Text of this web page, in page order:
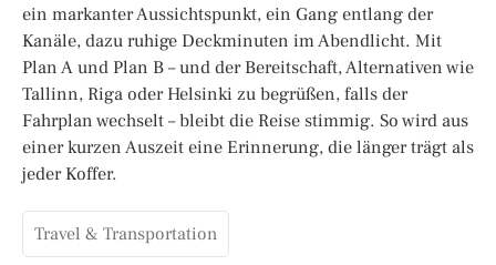
ein markanter Aussichtspunkt, ein Gang entlang der
Kanäle, dazu ruhige Deckminuten im Abendlicht. Mit
Plan A und Plan B – und der Bereitschaft, Alternativen wie
Tallinn, Riga oder Helsinki zu begrüßen, falls der
Fahrplan wechselt – bleibt die Reise stimmig. So wird aus
einer kurzen Auszeit eine Erinnerung, die länger trägt als
jeder Koffer.
Travel & Transportation